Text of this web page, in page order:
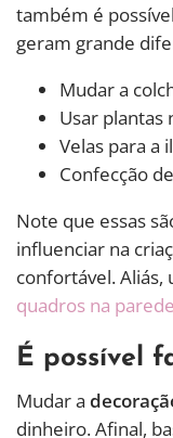
também é
geram grande
Mudar a
Usar plantas
Velas para a
Confecção
Note que essas
influenciar na
confortável. Aliás,
quadros na parede
É possível
Mudar a
dinheiro. Afinal,